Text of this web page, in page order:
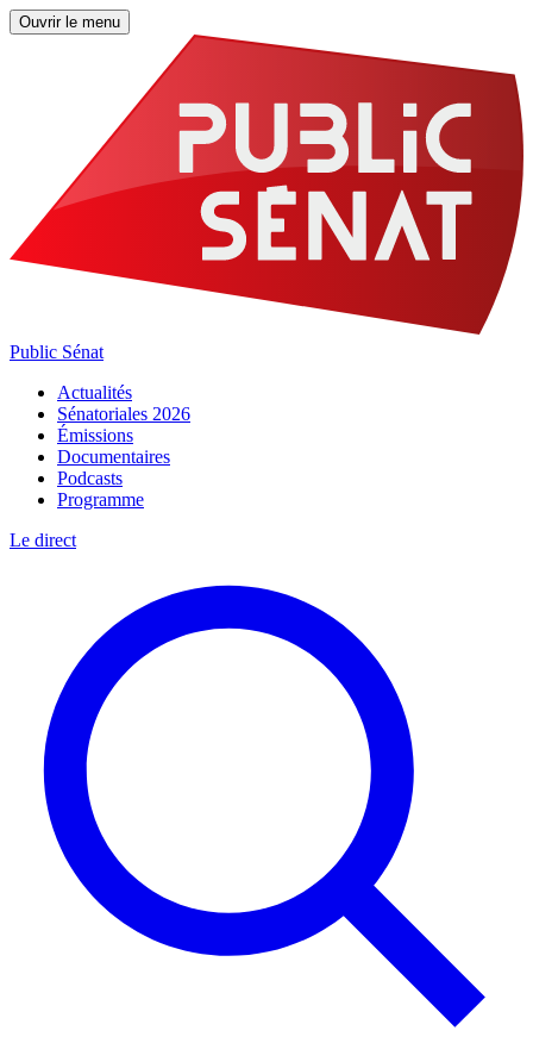
Ouvrir le menu
Public Sénat
Actualités
Sénatoriales 2026
Émissions
Documentaires
Podcasts
Programme
Le direct